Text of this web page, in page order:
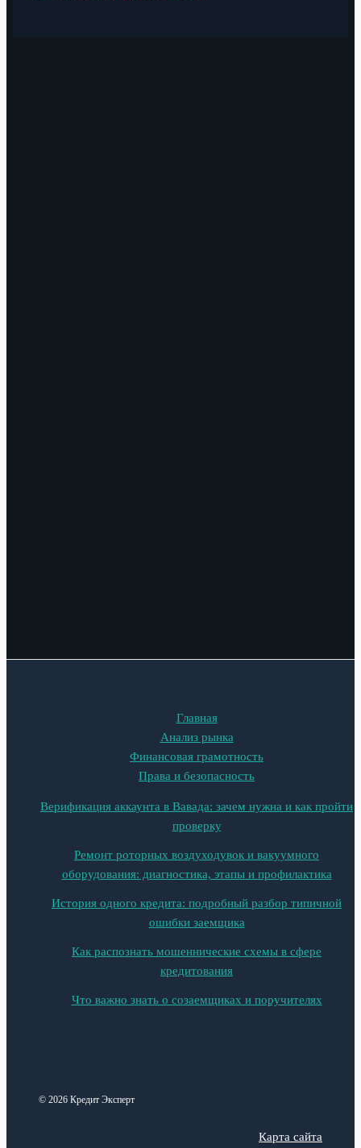
Главная
Анализ рынка
Финансовая грамотность
Права и безопасность
Верификация аккаунта в Вавада: зачем нужна и как пройти
проверку
Ремонт роторных воздуходувок и вакуумного
оборудования: диагностика, этапы и профилактика
История одного кредита: подробный разбор типичной
ошибки заемщика
Как распознать мошеннические схемы в сфере
кредитования
Что важно знать о созаемщиках и поручителях
© 2026 Кредит Эксперт
Карта сайта